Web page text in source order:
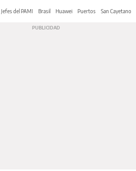
Jefes del PAMI Brasil Huawei Puertos San Cayetano